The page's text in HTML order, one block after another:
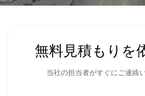
無料見積もりを
当社の担当者がすぐにご連絡